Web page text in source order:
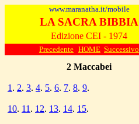
www.maranatha.it/mobile
LA SACRA BIBBIA
Edizione CEI - 1974
Precedente HOME Successivo
2 Maccabei
1 . 2. 3. 4. 5. 6. 7. 8. 9.
10. 11 . 12. 13. 14. 15.